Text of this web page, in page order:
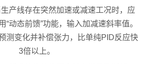
生产线存在突然加速或减速工况时，应
“动态前馈”功能，输入加减速斜率值。
测变化并补偿张力，比单纯PID反应快
3倍以上。